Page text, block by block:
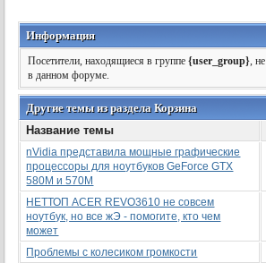
Информация
Посетители, находящиеся в группе{user_group},
в данном форуме.
Другие темы из раздела Корзина
Название темы
nVidia представила мощные графические
процессоры для ноутбуков GeForce GTX
580M и 570M
НЕТТОП AСER REVO3610 не совсем
ноутбук, но все жЭ - помогите, кто чем
может
Проблемы с колесиком громкости